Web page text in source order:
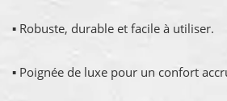
▪ Robuste, durable et facile à utiliser.
▪ Poignée de luxe pour un confort